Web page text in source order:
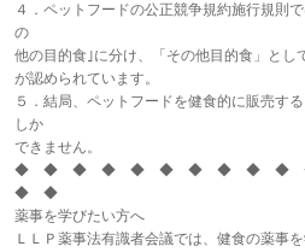
４．ペットフードの公正競争規約施行規則
の
他の目的食｣に分け、「その他目的食」とし
が認められています。
５．結局、ペットフードを健食的に販売す
しか
できません。
◆ ◆ ◆ ◆ ◆ ◆ ◆ ◆ ◆ ◆
◆ ◆
薬事を学びたい方へ
ＬＬＰ薬事法有識者会議では、健食の薬事